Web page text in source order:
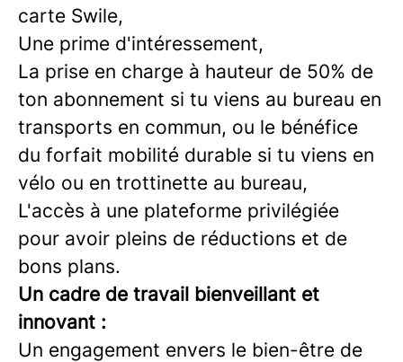
carte Swile,
Une prime d'intéressement,
La prise en charge à hauteur de 50% de
ton abonnement si tu viens au bureau en
transports en commun, ou le bénéfice
du forfait mobilité durable si tu viens en
vélo ou en trottinette au bureau,
L'accès à une plateforme privilégiée
pour avoir pleins de réductions et de
bons plans.
Un cadre de travail bienveillant et
innovant :
Un engagement envers le bien-être de